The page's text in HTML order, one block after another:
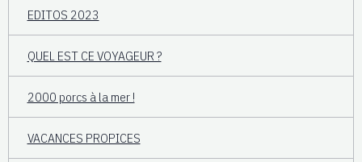
EDITOS 2023
QUEL EST CE VOYAGEUR ?
2000 porcs à la mer !
VACANCES PROPICES